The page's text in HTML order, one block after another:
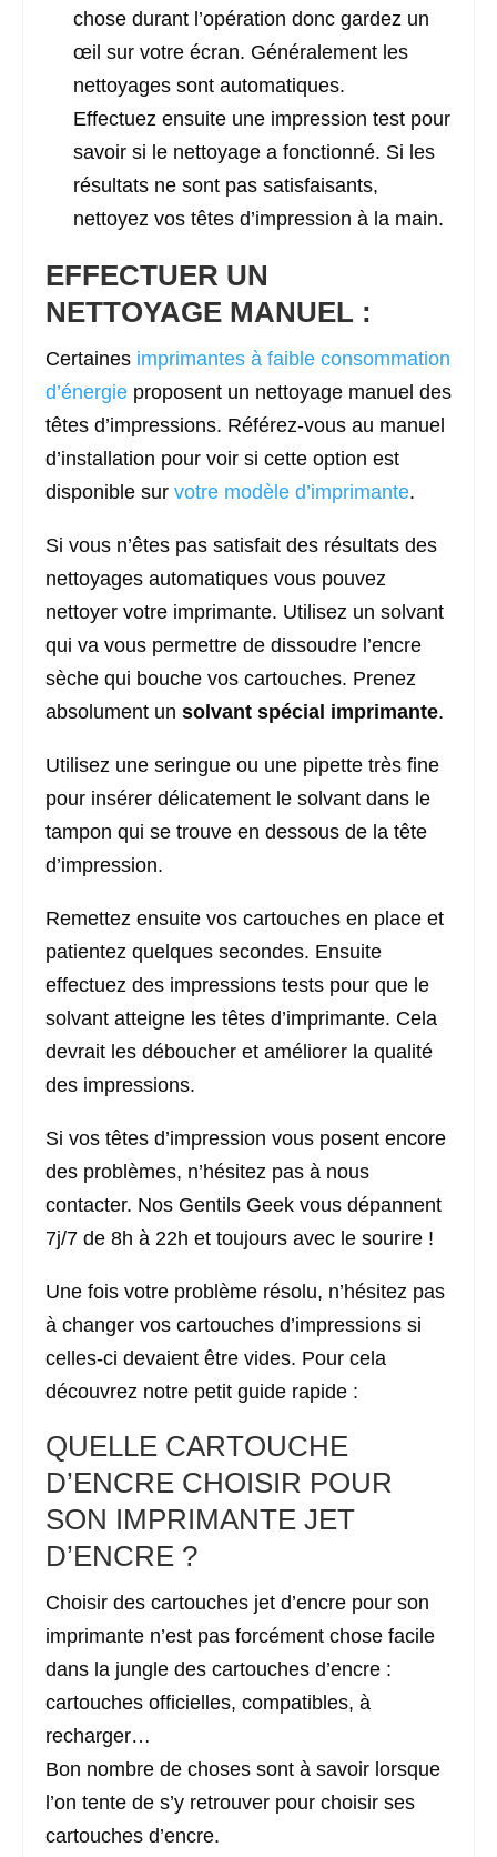
chose durant l’opération donc gardez un
œil sur votre écran. Généralement les
nettoyages sont automatiques.
Effectuez ensuite une impression test pour
savoir si le nettoyage a fonctionné. Si les
résultats ne sont pas satisfaisants,
nettoyez vos têtes d’impression à la main.
EFFECTUER UN
NETTOYAGE MANUEL :
Certaines imprimantes à faible consommation
d’énergie proposent un nettoyage manuel des
têtes d’impressions. Référez-vous au manuel
d’installation pour voir si cette option est
disponible sur votre modèle d’imprimante.
Si vous n’êtes pas satisfait des résultats des
nettoyages automatiques vous pouvez
nettoyer votre imprimante. Utilisez un solvant
qui va vous permettre de dissoudre l’encre
sèche qui bouche vos cartouches. Prenez
absolument un solvant spécial imprimante.
Utilisez une seringue ou une pipette très fine
pour insérer délicatement le solvant dans le
tampon qui se trouve en dessous de la tête
d’impression.
Remettez ensuite vos cartouches en place et
patientez quelques secondes. Ensuite
effectuez des impressions tests pour que le
solvant atteigne les têtes d’imprimante. Cela
devrait les déboucher et améliorer la qualité
des impressions.
Si vos têtes d’impression vous posent encore
des problèmes, n’hésitez pas à nous
contacter. Nos Gentils Geek vous dépannent
7j/7 de 8h à 22h et toujours avec le sourire !
Une fois votre problème résolu, n’hésitez pas
à changer vos cartouches d’impressions si
celles-ci devaient être vides. Pour cela
découvrez notre petit guide rapide :
QUELLE CARTOUCHE
D’ENCRE CHOISIR POUR
SON IMPRIMANTE JET
D’ENCRE ?
Choisir des cartouches jet d’encre pour son
imprimante n’est pas forcément chose facile
dans la jungle des cartouches d’encre :
cartouches officielles, compatibles, à
recharger…
Bon nombre de choses sont à savoir lorsque
l’on tente de s’y retrouver pour choisir ses
cartouches d’encre.